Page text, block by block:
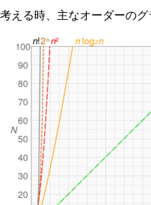
える時、主なオーダーのグ